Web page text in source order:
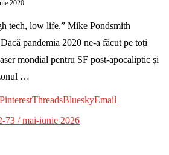
2020
tech, low life.” Mike Pondsmith
pandemia 2020 ne-a făcut pe toți
mondial pentru SF post-apocaliptic și
…
PinterestThreadsBlueskyEmail